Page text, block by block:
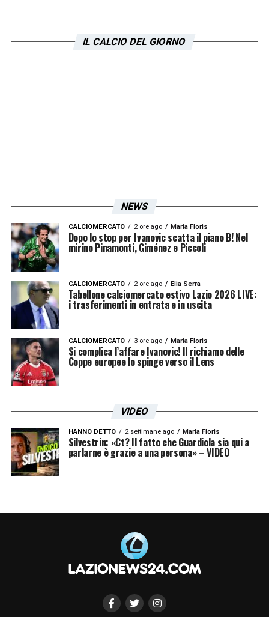
possa sbloccare l’indice di liquidità mi
sbloccherebbe un centrocampista.
LA PLAYLIST DELLE NOSTRE TOP NEWS
IL CALCIO DEL GIORNO
NEWS
CALCIOMERCATO 2 ore ago Maria Floris
Dopo lo stop per Ivanovic scatta il piano B! Nel
mirino Pinamonti, Giménez e Piccoli
CALCIOMERCATO 2 ore ago Elia Serra
Tabellone calciomercato estivo Lazio 2026 LIVE:
i trasferimenti in entrata e in uscita
CALCIOMERCATO 3 ore ago Maria Floris
Si complica l’affare Ivanovic! Il richiamo delle
Coppe europee lo spinge verso il Lens
VIDEO
HANNO DETTO 2 settimane ago Maria Floris
Silvestrin: «Ct? Il fatto che Guardiola sia qui a
parlarne è grazie a una persona» – VIDEO